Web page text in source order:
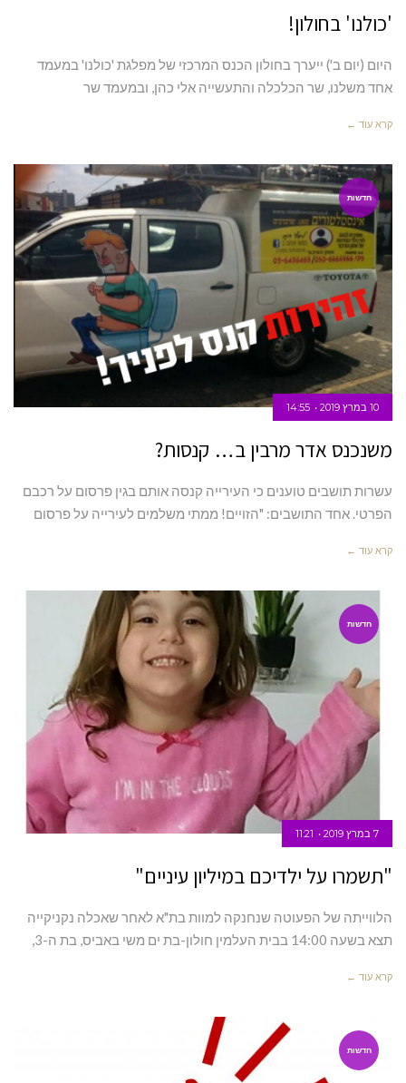
'כולנו' בחולון!
היום (יום ב') ייערך בחולון הכנס המרכזי של מפלגת 'כולנו' במעמד
אחד משלנו, שר הכלכלה והתעשייה אלי כהן, ובמעמד שר
קרא עוד ←
חדשות
10 במרץ 2019 14:55
משנכנס אדר מרבין ב… קנסות?
עשרות תושבים טוענים כי העירייה קנסה אותם בגין פרסום על רכבם
הפרטי. אחד התושבים: "הזויים! ממתי משלמים לעירייה על פרסום
קרא עוד ←
חדשות
7 במרץ 2019 11:21
"תשמרו על ילדיכם במיליון עיניים"
הלווייתה של הפעוטה שנחנקה למוות בת"א לאחר שאכלה נקניקייה
תצא בשעה 14:00 בבית העלמין חולון-בת ים משי באביס, בת ה-3,
קרא עוד ←
חדשות